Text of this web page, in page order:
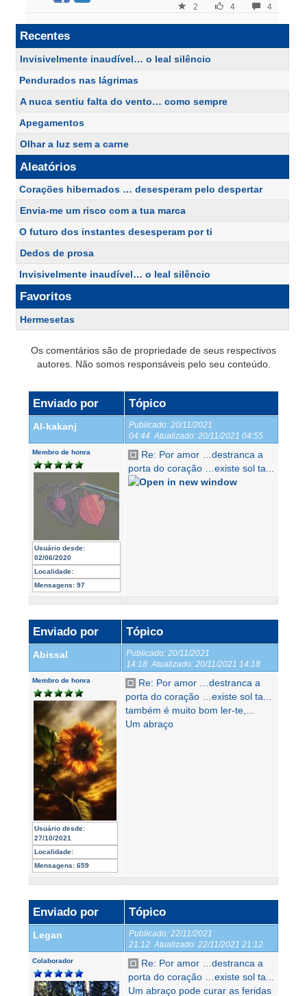
4
4
2
Recentes
Invisivelmente inaudível… o leal silêncio
Pendurados nas lágrimas
A nuca sentiu falta do vento… como sempre
Apegamentos
Olhar a luz sem a carne
Aleatórios
Corações hibernados … desesperam pelo despertar
Envia-me um risco com a tua marca
O futuro dos instantes desesperam por ti
Dedos de prosa
Invisivelmente inaudível… o leal silêncio
Favoritos
Hermesetas
Os comentários são de propriedade de seus respectivos
autores. Não somos responsáveis pelo seu conteúdo.
Enviado por Tópico
Al-kakanj Publicado: 20/11/2021
04:44 Atualizado: 20/11/2021 04:55
Membro de honra
Usuário desde:
02/06/2020
Localidade:
Mensagens: 97
Re: Por amor …destranca a
porta do coração …existe sol ta...
Enviado por Tópico
Abissal Publicado: 20/11/2021
14:18 Atualizado: 20/11/2021 14:18
Membro de honra
Usuário desde:
27/10/2021
Localidade:
Mensagens: 659
Re: Por amor …destranca a
porta do coração …existe sol ta...
também é muito bom ler-te,...
Um abraço
Enviado por Tópico
Legan Publicado: 22/11/2021
21:12 Atualizado: 22/11/2021 21:12
Colaborador
Re: Por amor …destranca a
porta do coração …existe sol ta...
Um abraço pode curar as feridas